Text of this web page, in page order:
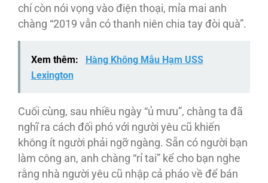
chí còn nói vọng vào điện thoại, mỉa mai anh
chàng “2019 vẫn có thanh niên chia tay đòi quà”.
Xem thêm:
Hàng Không Mẫu Hạm USS
Lexington
Cuối cùng, sau nhiều ngày “ủ mưu”, chàng ta đã
nghĩ ra cách đối phó với người yêu cũ khiến
không ít người phải ngỡ ngàng. Sẵn có người bạn
làm công an, anh chàng “rỉ tai” kể cho bạn nghe
rằng nhà người yêu cũ nhập cả pháo về để bán